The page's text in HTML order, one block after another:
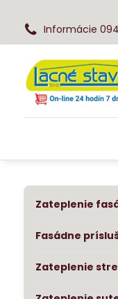
Informácie
Zateplenie
Fasádne
Zateplenie